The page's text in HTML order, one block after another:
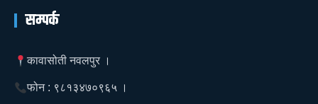
सम्पर्क
कावासोती नवलपुर ।
फोन : ९८१३४७०९६५ ।